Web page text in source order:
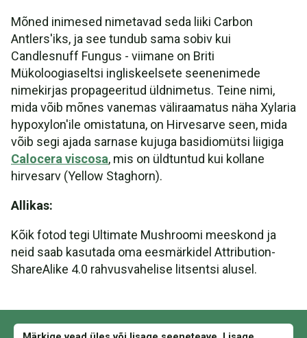
Mõned inimesed nimetavad seda liiki Carbon
Antlers'iks, ja see tundub sama sobiv kui
Candlesnuff Fungus - viimane on Briti
Mükoloogiaseltsi ingliskeelsete seenenimede
nimekirjas propageeritud üldnimetus. Teine nimi,
mida võib mõnes vanemas väliraamatus näha Xylaria
hypoxylon'ile omistatuna, on Hirvesarve seen, mida
võib segi ajada sarnase kujuga basidiomütsi liigiga
Calocera viscosa, mis on üldtuntud kui kollane
hirvesarv (Yellow Staghorn).
Allikas:
Kõik fotod tegi Ultimate Mushroomi meeskond ja
neid saab kasutada oma eesmärkidel Attribution-
ShareAlike 4.0 rahvusvahelise litsentsi alusel.